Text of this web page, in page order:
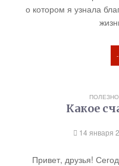
о котором я узнала
Какое
14
Привет, друзья!